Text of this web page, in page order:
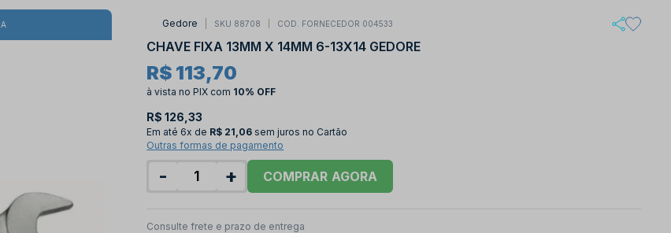
Gedore SKU 88708 COD. FORNECEDOR 004533
CHAVE FIXA 13MM X 14MM 6-13X14 GEDORE
R$ 113,70
à vista no PIX com 10% OFF
R$ 126,33
Em até 6x de R$ 21,06 sem juros no Cartão
Outras formas de pagamento
- + COMPRAR
Consulte frete e prazo de entrega